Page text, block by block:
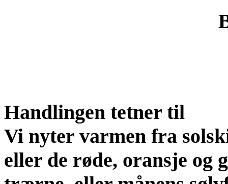
Handlingen tetner til
Vi nyter varmen fra
eller de røde, oransje og